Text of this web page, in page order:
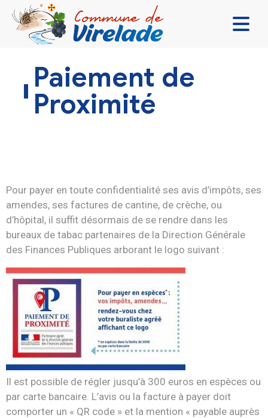
VIVRE ENSEMBLE
SE DIVERTIR
Paiement de
Proximité
Pour payer en toute confidentialité ses avis d’impôts, ses
amendes, ses factures de cantine, de crèche, ou
d’hôpital, il suffit désormais de se rendre dans les
bureaux de tabac partenaires de la Direction Générale
des Finances Publiques arborant le logo suivant :
Il est possible de régler jusqu’à 300 euros en espèces ou
par carte bancaire. L’avis ou la facture à payer doit
comporter un « QR code » et la mention « payable auprès